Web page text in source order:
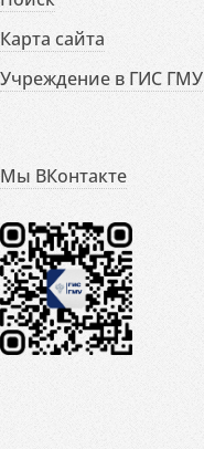
Карта сайта
Учреждение в ГИС ГМУ
Мы ВКонтакте